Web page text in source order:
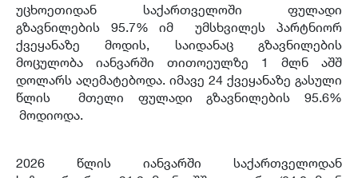
უცხოეთიდან საქართველოში ფულადი
გზავნილების 95.7% იმ უმსხვილეს პარტნიორ
ქვეყანაზე მოდის, საიდანაც გზავნილების
მოცულობა იანვარში თითოეულზე 1 მლნ აშშ
დოლარს აღემატებოდა. იმავე 24 ქვეყანაზე გასული
წლის მთელი ფულადი გზავნილების 95.6%
მოდიოდა.
2026 წლის იანვარში საქართველოდან